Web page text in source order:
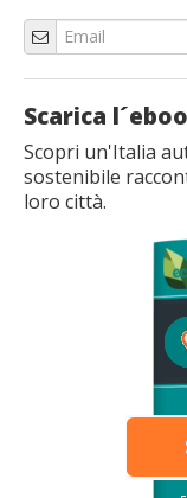
Scarica
Scopri un'Italia
sostenibile
loro città.